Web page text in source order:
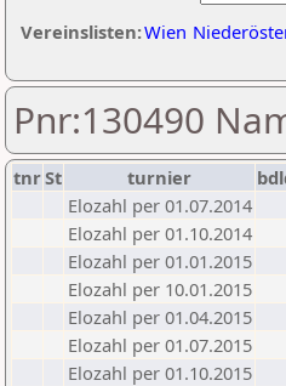
Vereinslisten:Wien
Pnr:130490
tnrSt turnier
Elozahl per 01.07.2014
Elozahl per 01.10.2014
Elozahl per 01.01.2015
Elozahl per 10.01.2015
Elozahl per 01.04.2015
Elozahl per 01.07.2015
Elozahl per 01.10.2015